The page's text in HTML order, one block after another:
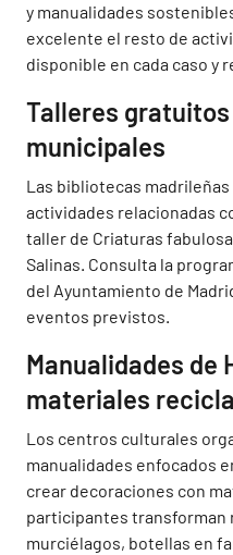
y manualidades
excelente el resto de
disponible en cada caso y
Talleres
municipales
Las bibliotecas
actividades relacionadas
taller de Criaturas
Salinas. Consulta la
del Ayuntamiento de
eventos previstos.
Manualidades de
materiales
Los centros culturales
manualidades enfocados
crear decoraciones con
participantes transforman
murciélagos, botellas en